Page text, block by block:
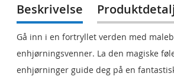
Beskrivelse
Gå inn i en fortryllet verden med
enhjørningsvenner. La den magiske
enhjørninger guide deg på en